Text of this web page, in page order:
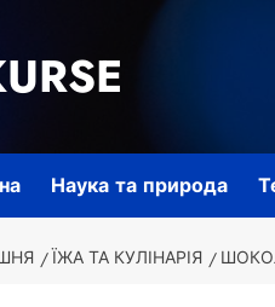
Наука та природа
ЇЖА ТА КУЛІНАРІЯ